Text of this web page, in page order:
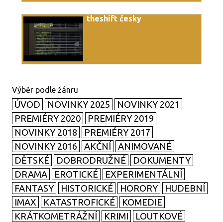
theshift česky
ÚVOD NOVINKY 2025
NOVINKY 2021
PREMIÉRY 2020
PREMIÉRY 2019
NOVINKY 2018
PREMIÉRY 2017
NOVINKY 2016
AKČNÍ
ANIMOVANÉ
DĚTSKÉ
DOBRODRUŽNÉ
DOKUMENTY
DRAMA
EROTICKÉ
EXPERIMENTÁLNÍ
FANTASY
HISTORICKÉ HORORY
HUDEBNÍ
IMAX
KATASTROFICKÉ
KOMEDIE
KRÁTKOMETRÁŽNÍ
KRIMI
LOUTKOVÉ